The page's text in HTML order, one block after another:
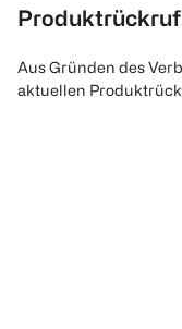
Produktrückruf
Aus Gründen des
aktuellen